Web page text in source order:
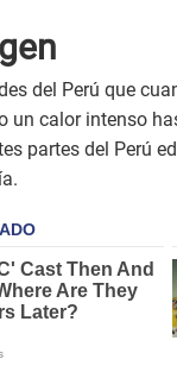
del Perú que
un calor intenso
partes del Perú